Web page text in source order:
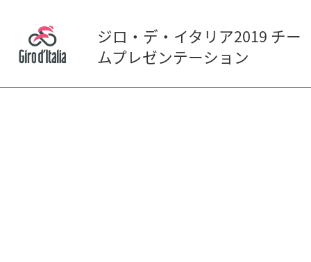
ジロ・デ・イタリア2019 チー
ムプレゼンテーション